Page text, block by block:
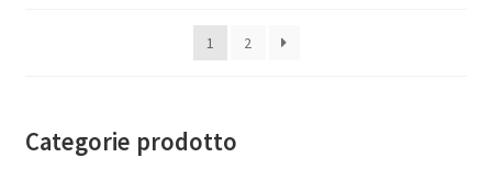
1 2
Categorie prodotto